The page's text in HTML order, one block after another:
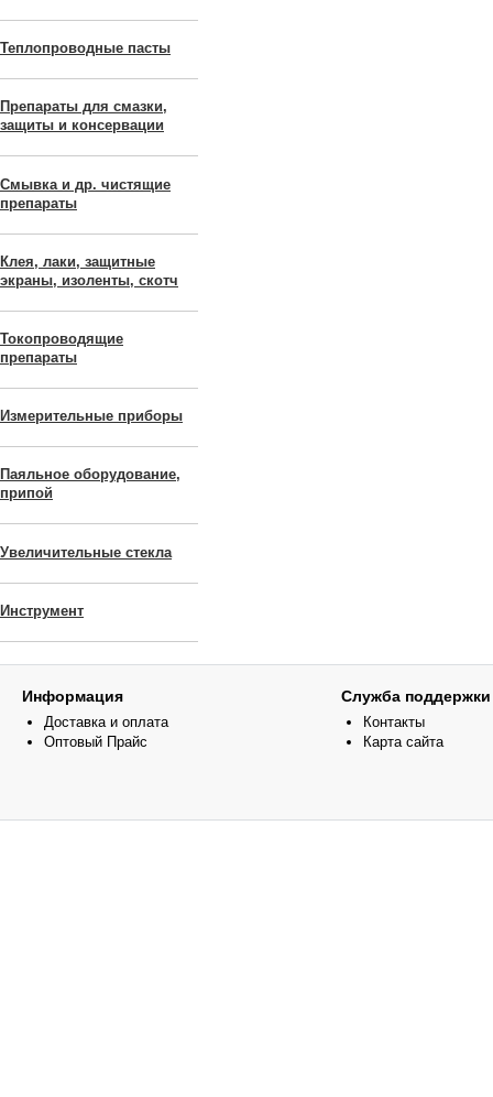
Теплопроводные пасты
Препараты для смазки,
защиты и консервации
Смывка и др. чистящие
препараты
Клея, лаки, защитные
экраны, изоленты, скотч
Токопроводящие
препараты
Измерительные приборы
Паяльное оборудование,
припой
Увеличительные стекла
Инструмент
Информация
Доставка и оплата
Оптовый Прайс
Служба поддержки
Контакты
Карта сайта